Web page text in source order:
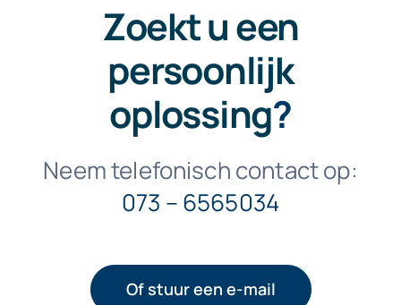
Zoekt u een
persoonlijk
oplossing?
Neem telefonisch contact op:
073 – 6565034
Of stuur een e-mail